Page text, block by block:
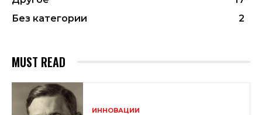
Без категории
2
MUST READ
ИННОВАЦИИ